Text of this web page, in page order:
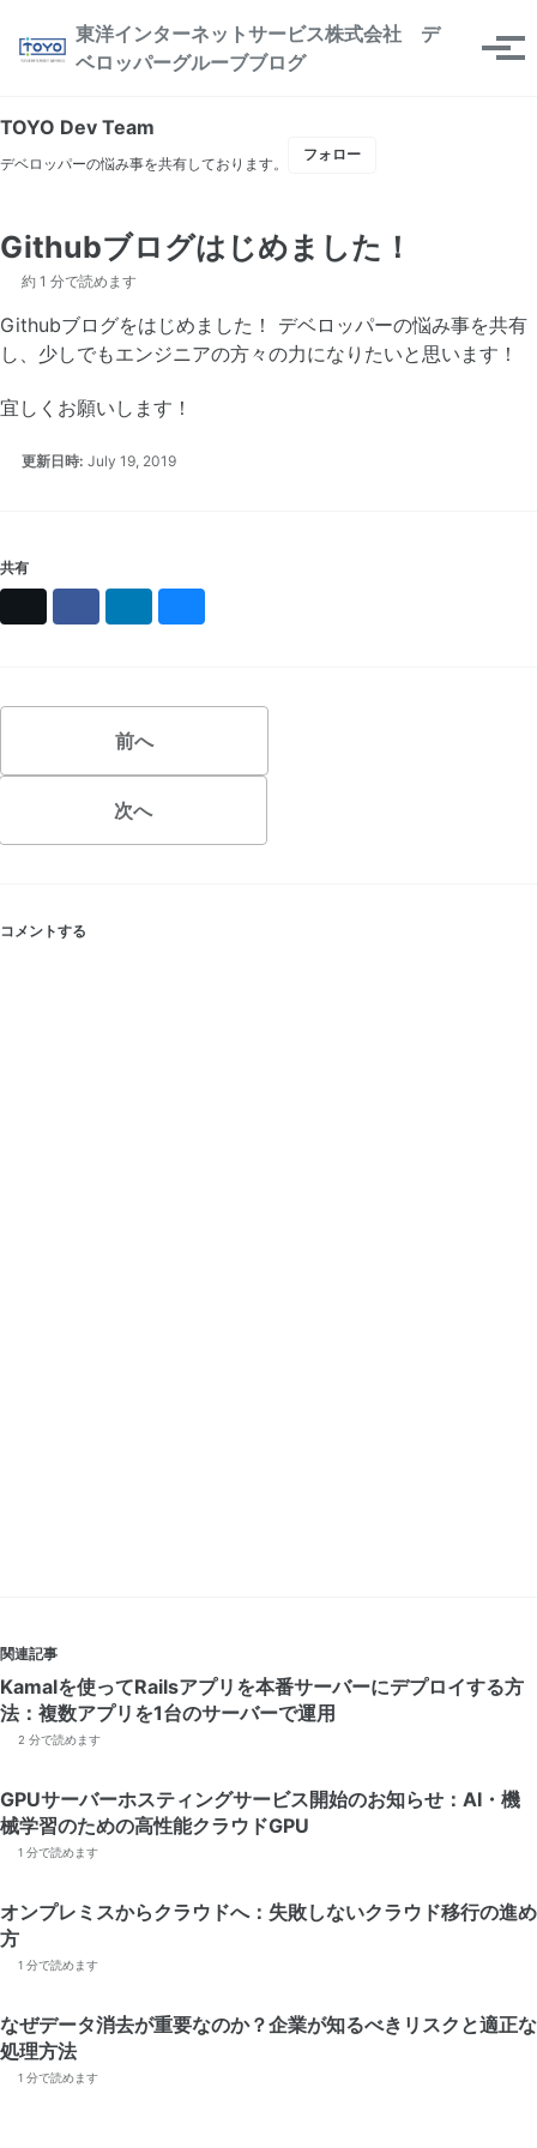
東洋インターネットサービス株式会社 デ
ベロッパーグルーブブログ
メ
TOYO Dev Team
デベロッパーの悩み事を共有しております。
フォロー
Githubブログはじめました！
約 1 分で読めます
Githubブログをはじめました！ デベロッパーの悩み事を共有
し、少しでもエンジニアの方々の力になりたいと思います！
宜しくお願いします！
更新日時: July 19, 2019
共有
前へ
次へ
コメントする
関連記事
Kamalを使ってRailsアプリを本番サーバーにデプロイする方
法：複数アプリを1台のサーバーで運用
2 分で読めます
GPUサーバーホスティングサービス開始のお知らせ：AI・機
械学習のための高性能クラウドGPU
1 分で読めます
オンプレミスからクラウドへ：失敗しないクラウド移行の進め
方
1 分で読めます
なぜデータ消去が重要なのか？企業が知るべきリスクと適正な
処理方法
1 分で読めます